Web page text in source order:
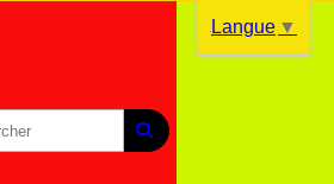
Langue ▼